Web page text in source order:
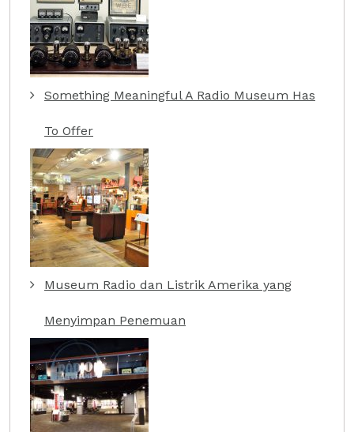
Something Meaningful A Radio Museum Has
To Offer
Museum Radio dan Listrik Amerika yang
Menyimpan Penemuan